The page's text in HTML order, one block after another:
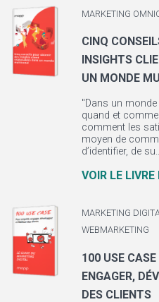
MARKETING
CINQ
INSIGHTS
UN MONDE
"Dans un
quand et
comment les
moyen de
d’identifier, de
VOIR LE
MARKETING
WEBMARKETING
100 USE
ENGAGER,
DES CLIENTS